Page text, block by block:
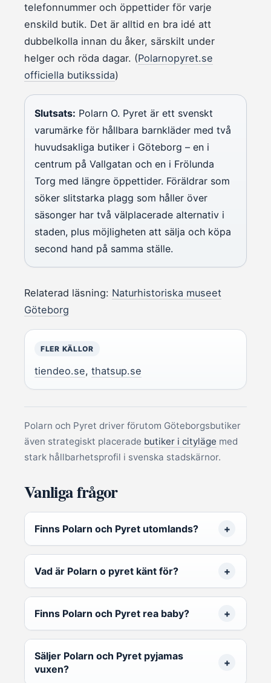
telefonnummer och öppettider för varje
enskild butik. Det är alltid en bra idé att
dubbelkolla innan du åker, särskilt under
helger och röda dagar. (Polarnopyret.se
officiella butikssida)
Slutsats: Polarn O. Pyret är ett svenskt
varumärke för hållbara barnkläder med två
huvudsakliga butiker i Göteborg – en i
centrum på Vallgatan och en i Frölunda
Torg med längre öppettider. Föräldrar som
söker slitstarka plagg som håller över
säsonger har två välplacerade alternativ i
staden, plus möjligheten att sälja och köpa
second hand på samma ställe.
Relaterad läsning: Naturhistoriska museet
Göteborg
FLER KÄLLOR
tiendeo.se, thatsup.se
Polarn och Pyret driver förutom Göteborgsbutiker
även strategiskt placerade butiker i cityläge med
stark hållbarhetsprofil i svenska stadskärnor.
Vanliga frågor
Finns Polarn och Pyret utomlands?
Vad är Polarn o pyret känt för?
Finns Polarn och Pyret rea baby?
Säljer Polarn och Pyret pyjamas
vuxen?